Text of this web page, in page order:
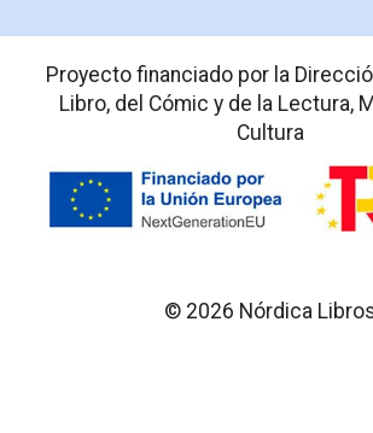
Proyecto financiado por la
Libro, del Cómic y de la Lectura,
Cultura
© 2026 Nórdica